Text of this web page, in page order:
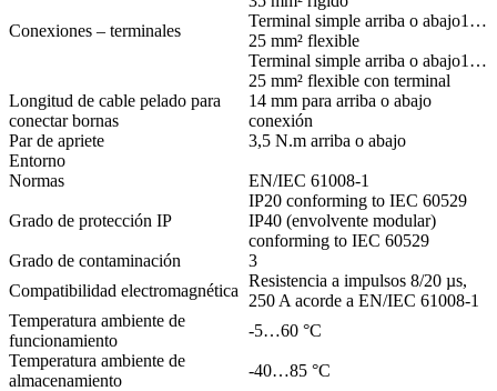
Conexiones – terminales
Terminal simple arriba o abajo1…
25 mm² flexible
Terminal simple arriba o abajo1…
25 mm² flexible con terminal
Longitud de cable pelado para
conectar bornas
14 mm para arriba o abajo
conexión
Par de apriete
3,5 N.m arriba o abajo
Entorno
Normas
EN/IEC 61008-1
Grado de protección IP
IP20 conforming to IEC 60529
IP40 (envolvente modular)
conforming to IEC 60529
Grado de contaminación
3
Compatibilidad electromagnética
Resistencia a impulsos 8/20 µs,
250 A acorde a EN/IEC 61008-1
Temperatura ambiente de
funcionamiento
-5…60 °C
Temperatura ambiente de
almacenamiento
-40…85 °C